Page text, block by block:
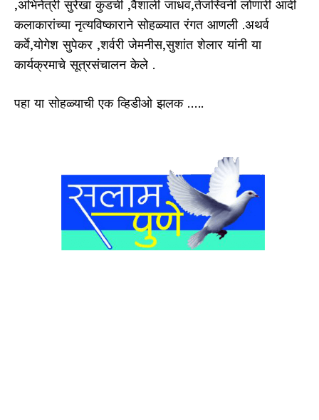
,अभिनेत्रीसुरेखा कुडची ,वैशाली जाधव,तेजस्विनी लोणारी आदी
कलाकारांच्या नृत्यविष्काराने सोहळ्यात रंगत आणली .अथर्व
कर्वे,योगेश सुपेकर ,शर्वरी जेमनीस,सुशांत शेलार यांनी या
कार्यक्रमाचे सूत्रसंचालन केले .
पहा या सोहळ्याची एक व्हिडीओ झलक …..